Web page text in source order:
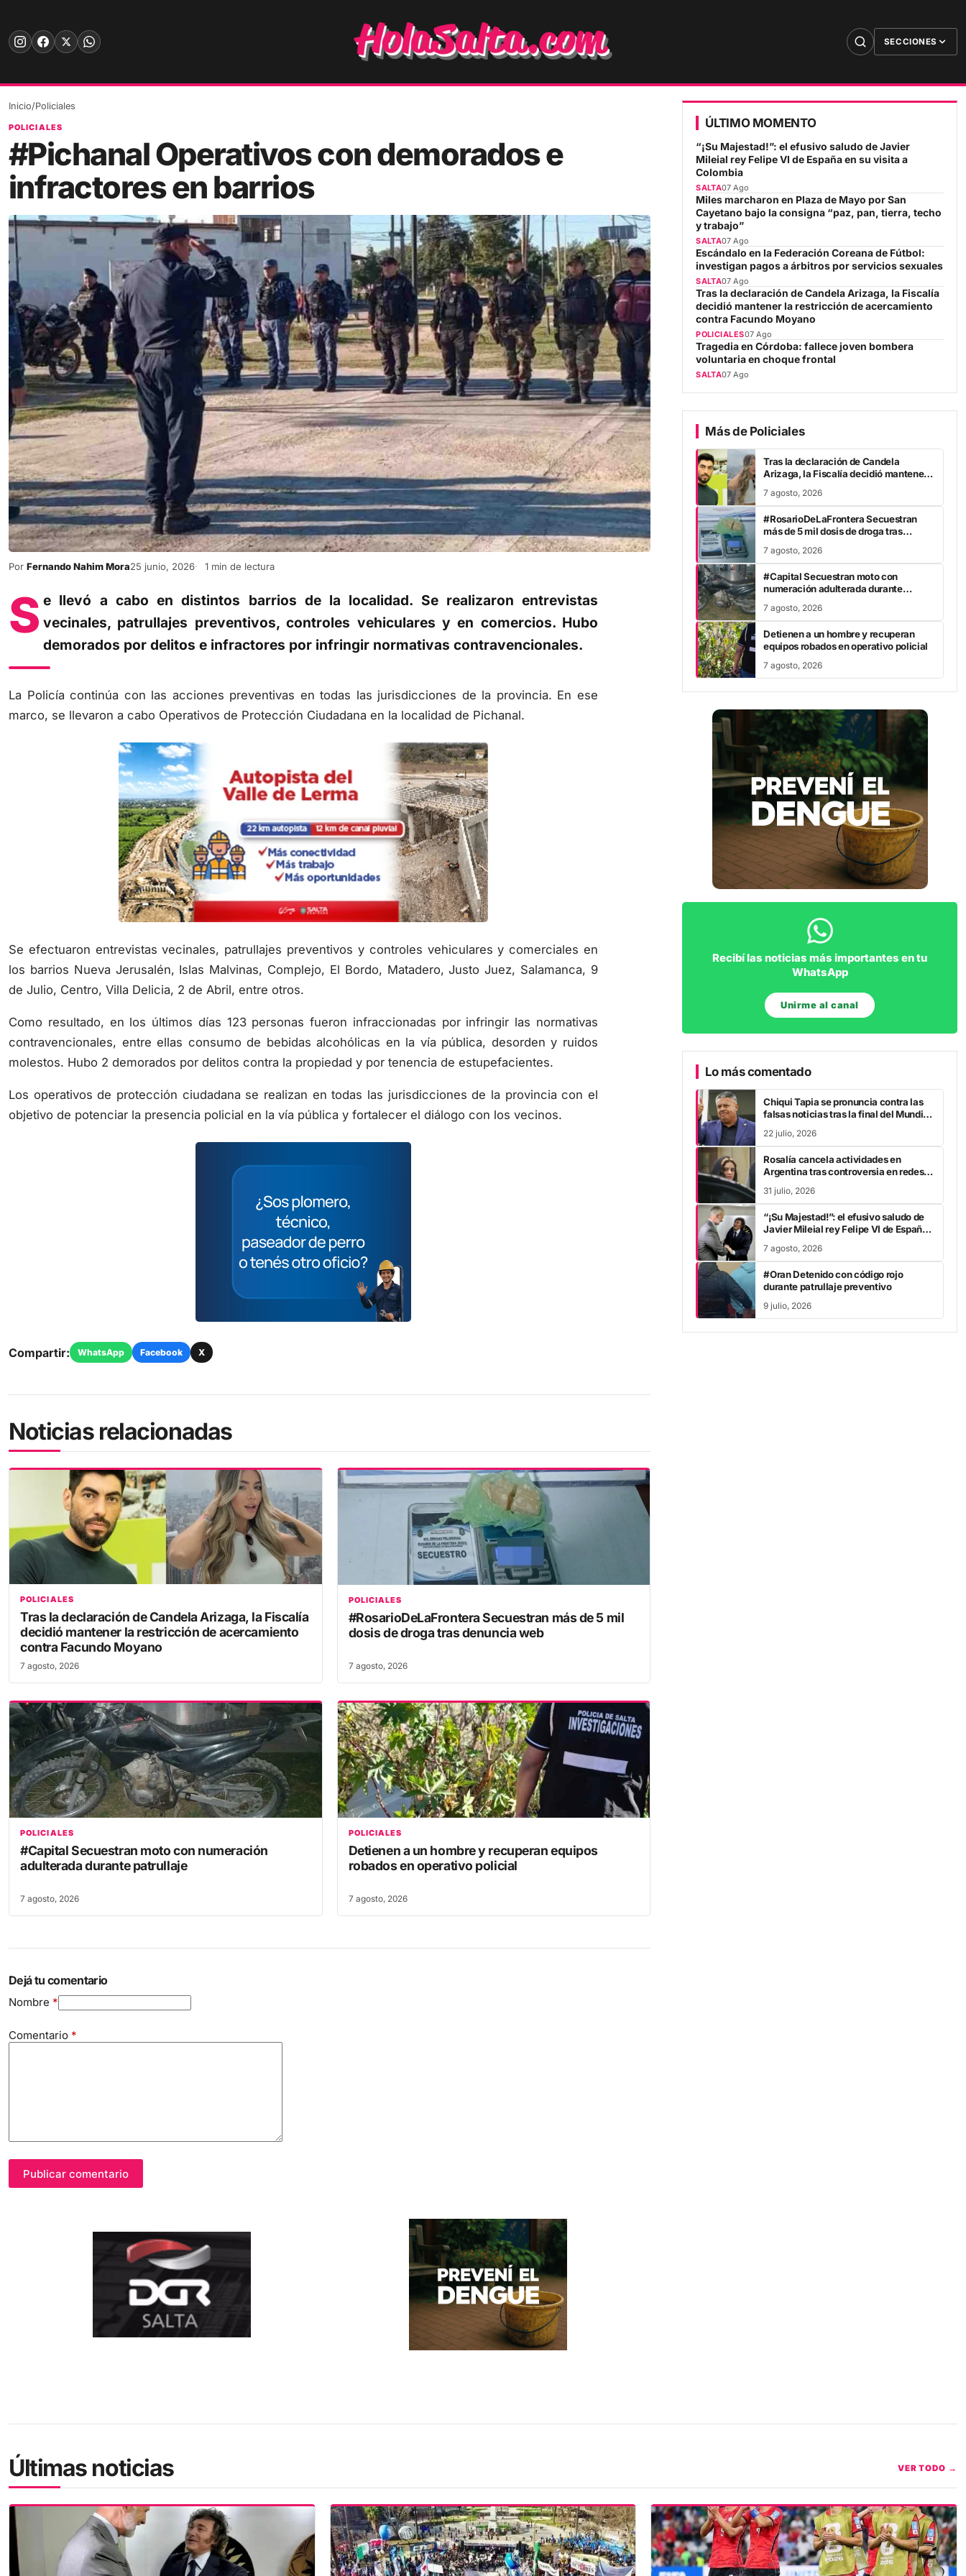
content
SECCIONES
Inicio/Policiales
POLICIALES
#Pichanal Operativos con demorados e
infractores en barrios
Por Fernando Nahim Mora25 junio, 2026 1 min de lectura
S e llevó a cabo en distintos barrios de la localidad. Se realizaron entrevistas
vecinales, patrullajes preventivos, controles vehiculares y en comercios. Hubo
demorados por delitos e infractores por infringir normativas contravencionales.
La Policía continúa con las acciones preventivas en todas las jurisdicciones de la provincia. En ese
marco, se llevaron a cabo Operativos de Protección Ciudadana en la localidad de Pichanal.
Se efectuaron entrevistas vecinales, patrullajes preventivos y controles vehiculares y comerciales en
los barrios Nueva Jerusalén, Islas Malvinas, Complejo, El Bordo, Matadero, Justo Juez, Salamanca, 9
de Julio, Centro, Villa Delicia, 2 de Abril, entre otros.
Como resultado, en los últimos días 123 personas fueron infraccionadas por infringir las normativas
contravencionales, entre ellas consumo de bebidas alcohólicas en la vía pública, desorden y ruidos
molestos. Hubo 2 demorados por delitos contra la propiedad y por tenencia de estupefacientes.
Los operativos de protección ciudadana se realizan en todas las jurisdicciones de la provincia con el
objetivo de potenciar la presencia policial en la vía pública y fortalecer el diálogo con los vecinos.
Compartir: WhatsApp Facebook X
Noticias relacionadas
POLICIALES
Tras la declaración de Candela Arizaga, la Fiscalía
decidió mantener la restricción de acercamiento
contra Facundo Moyano
7 agosto, 2026
POLICIALES
#RosarioDeLaFrontera Secuestran más de 5 mil
dosis de droga tras denuncia web
7 agosto, 2026
POLICIALES
#Capital Secuestran moto con numeración
adulterada durante patrullaje
7 agosto, 2026
POLICIALES
Detienen a un hombre y recuperan equipos
robados en operativo policial
7 agosto, 2026
Dejá tu comentario
Nombre *
Comentario *
Publicar comentario
ÚLTIMO MOMENTO
“¡Su Majestad!”: el efusivo saludo de Javier
Mileial rey Felipe VI de España en su visita a
Colombia
SALTA07 Ago
Miles marcharon en Plaza de Mayo por San
Cayetano bajo la consigna “paz, pan, tierra, techo
y trabajo”
SALTA07 Ago
Escándalo en la Federación Coreana de Fútbol:
investigan pagos a árbitros por servicios sexuales
SALTA07 Ago
Tras la declaración de Candela Arizaga, la Fiscalía
decidió mantener la restricción de acercamiento
contra Facundo Moyano
POLICIALES07 Ago
Tragedia en Córdoba: fallece joven bombera
voluntaria en choque frontal
SALTA07 Ago
Más de Policiales
Tras la declaración de Candela
Arizaga, la Fiscalía decidió mantener
Facundo Moyano
7 agosto, 2026
#RosarioDeLaFrontera Secuestran
más de 5 mil dosis de droga tras
7 agosto, 2026
#Capital Secuestran moto con
numeración adulterada durante
7 agosto, 2026
Detienen a un hombre y recuperan
equipos robados en operativo policial
7 agosto, 2026
Recibí las noticias más importantes en tu
WhatsApp
Unirme al canal
Lo más comentado
Chiqui Tapia se pronuncia contra las
falsas noticias tras la final del Mundial
22 julio, 2026
Rosalía cancela actividades en
Argentina tras controversia en redes
31 julio, 2026
“¡Su Majestad!”: el efusivo saludo de
Javier Mileial rey Felipe VI de España
7 agosto, 2026
#Oran Detenido con código rojo
durante patrullaje preventivo
9 julio, 2026
Últimas noticias VER TODO →